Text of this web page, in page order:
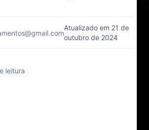
Atualizado em 21 de
outubro de 2024
leitura